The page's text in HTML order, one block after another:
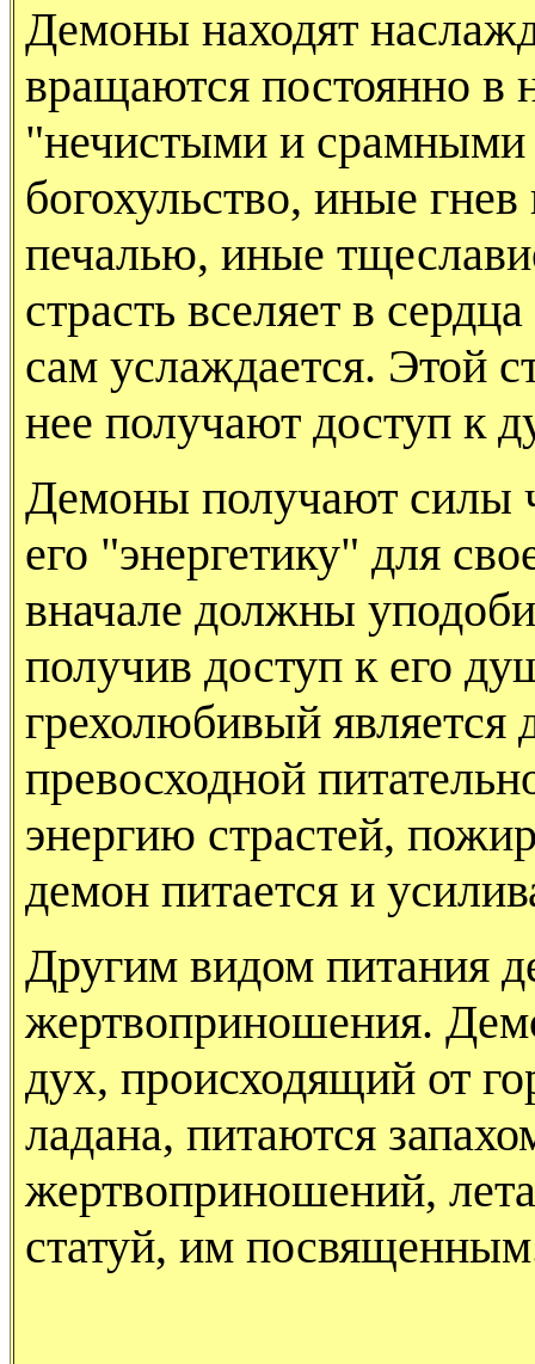
Демоны находят
вращаются постоянно в
"нечистыми и
богохульство, иные
печалью, иные
страсть вселяет в
сам услаждается. Этой
нее получают доступ к
Демоны получают силы
его "энергетику" для
вначале должны
получив доступ к его
грехолюбивый является
превосходной
энергию страстей,
демон питается и
Другим видом питания
жертвоприношения.
дух, происходящий от
ладана, питаются
жертвоприношений,
статуй, им